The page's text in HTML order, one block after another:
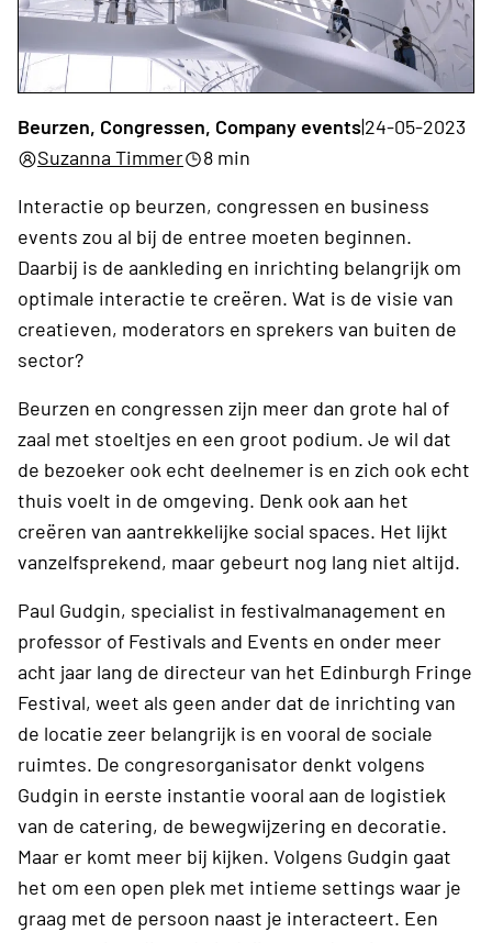
Beurzen, Congressen, Company events|24-05-2023
Suzanna Timmer
8 min
Interactie op beurzen, congressen en business
events zou al bij de entree moeten beginnen.
Daarbij is de aankleding en inrichting belangrijk om
optimale interactie te creëren. Wat is de visie van
creatieven, moderators en sprekers van buiten de
sector?
Beurzen en congressen zijn meer dan grote hal of
zaal met stoeltjes en een groot podium. Je wil dat
de bezoeker ook echt deelnemer is en zich ook echt
thuis voelt in de omgeving. Denk ook aan het
creëren van aantrekkelijke social spaces. Het lijkt
vanzelfsprekend, maar gebeurt nog lang niet altijd.
Paul Gudgin, specialist in festivalmanagement en
professor of Festivals and Events en onder meer
acht jaar lang de directeur van het Edinburgh Fringe
Festival, weet als geen ander dat de inrichting van
de locatie zeer belangrijk is en vooral de sociale
ruimtes. De congresorganisator denkt volgens
Gudgin in eerste instantie vooral aan de logistiek
van de catering, de bewegwijzering en decoratie.
Maar er komt meer bij kijken. Volgens Gudgin gaat
het om een open plek met intieme settings waar je
graag met de persoon naast je interacteert. Een